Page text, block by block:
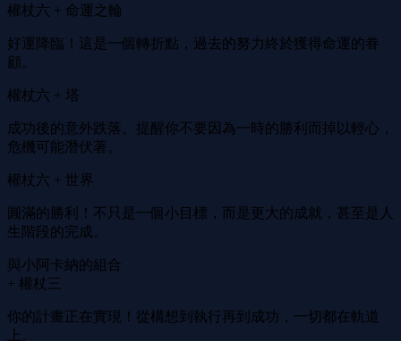
權杖六 + 命運之輪
好運降臨！這是一個轉折點，過去的努力終於獲得命運的眷
顧。
權杖六 + 塔
成功後的意外跌落。提醒你不要因為一時的勝利而掉以輕心，
危機可能潛伏著。
權杖六 + 世界
圓滿的勝利！不只是一個小目標，而是更大的成就，甚至是人
生階段的完成。
與小阿卡納的組合
+ 權杖三
你的計畫正在實現！從構想到執行再到成功，一切都在軌道
上。